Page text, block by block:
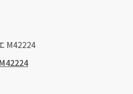
M42224